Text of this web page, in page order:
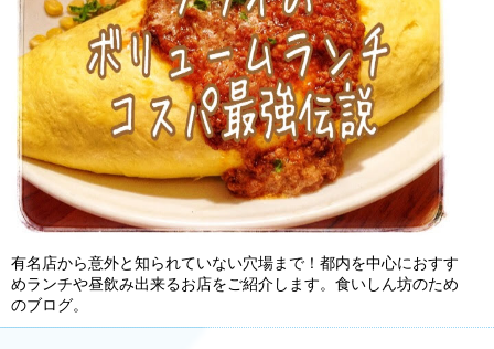
有名店から意外と知られていない穴場まで！都内を中心におすす
めランチや昼飲み出来るお店をご紹介します。食いしん坊のため
のブログ。